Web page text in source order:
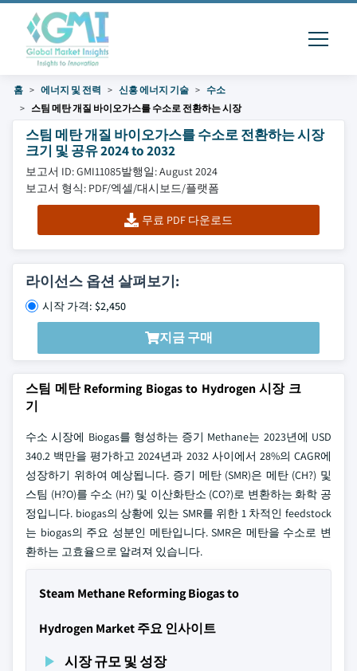
홈 에너지 및 전력 신흥 에너지 기술
수소
스팀 메탄 개질 바이오가스를 수소로 전환하는 시장
스팀 메탄 개질 바이오가스를 수소로 전환하는 시장
크기 및 공유 2024 to 2032
보고서 ID: GMI11085발행일: August 2024
보고서 형식: PDF/엑셀/대시보드/플랫폼
무료 PDF 다운로드
라이선스 옵션 살펴보기:
시작 가격: $2,450
지금 구매
스팀 메탄 Reforming Biogas to Hydrogen 시장 크
기
수소 시장에 Biogas를 형성하는 증기 Methane는 2023년에 USD
340.2 백만을 평가하고 2024년과 2032 사이에서 28%의 CAGR에
성장하기 위하여 예상됩니다. 증기 메탄 (SMR)은 메탄 (CH?) 및
스팀 (H?O)를 수소 (H?) 및 이산화탄소 (CO?)로 변환하는 화학 공
정입니다. biogas의 상황에 있는 SMR를 위한 1 차적인 feedstock
는 biogas의 주요 성분인 메탄입니다. SMR은 메탄을 수소로 변
환하는 고효율으로 알려져 있습니다.
Steam Methane Reforming Biogas to
Hydrogen Market 주요 인사이트
시장 규모 및 성장